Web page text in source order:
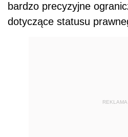
bardzo precyzyjne
dotyczące statusu
REKLAMA